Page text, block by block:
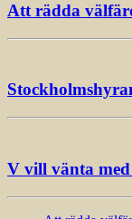
Att rädda
V vill vänta